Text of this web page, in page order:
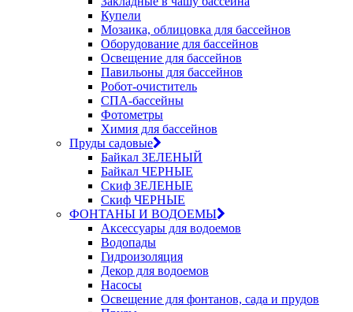
Купели
Мозаика, облицовка для бассейнов
Оборудование для бассейнов
Освещение для бассейнов
Павильоны для бассейнов
Робот-очиститель
СПА-бассейны
Фотометры
Химия для бассейнов
Пруды садовые
Байкал ЗЕЛЕНЫЙ
Байкал ЧЕРНЫЕ
Скиф ЗЕЛЕНЫЕ
Скиф ЧЕРНЫЕ
ФОНТАНЫ И ВОДОЕМЫ
Аксессуары для водоемов
Водопады
Гидроизоляция
Декор для водоемов
Насосы
Освещение для фонтанов, сада и прудов